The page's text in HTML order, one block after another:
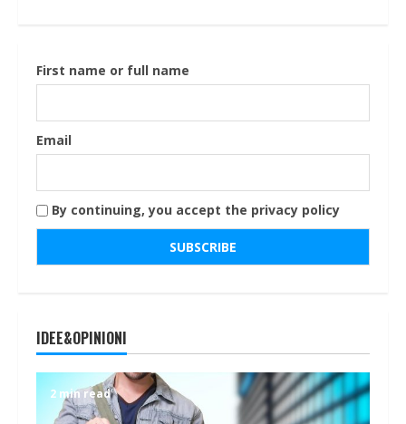
First name or full name
Email
By continuing, you accept the privacy policy
IDEE&OPINIONI
2 min read